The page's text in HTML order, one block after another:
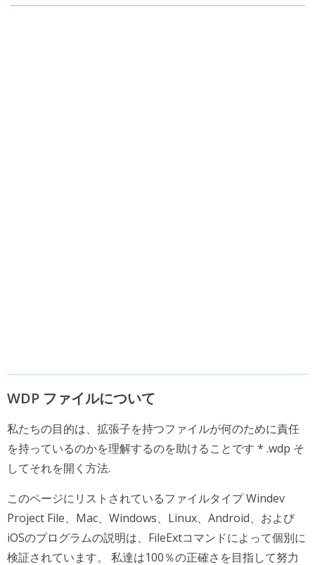
WDP ファイルについて
私たちの目的は、拡張子を持つファイルが何のために責任
を持っているのかを理解するのを助けることです * .wdp そ
してそれを開く方法.
このページにリストされているファイルタイプ Windev
Project File、Mac、Windows、Linux、Android、および
iOSのプログラムの説明は、FileExtコマンドによって個別に
検証されています。 私達は100％の正確さを目指して努力